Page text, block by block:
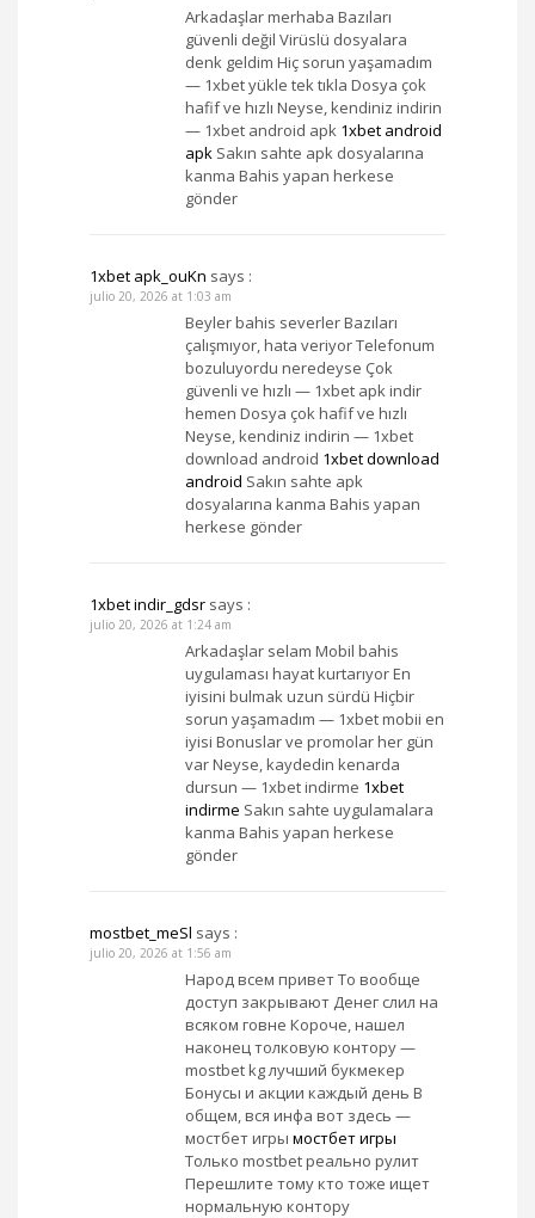
Arkadaşlar merhaba Bazıları
güvenli değil Virüslü dosyalara
denk geldim Hiç sorun yaşamadım
— 1xbet yükle tek tıkla Dosya çok
hafif ve hızlı Neyse, kendiniz indirin
— 1xbet android apk 1xbet android
apk Sakın sahte apk dosyalarına
kanma Bahis yapan herkese
gönder
1xbet apk_ouKn says :
julio 20, 2026 at 1:03 am
Beyler bahis severler Bazıları
çalışmıyor, hata veriyor Telefonum
bozuluyordu neredeyse Çok
güvenli ve hızlı — 1xbet apk indir
hemen Dosya çok hafif ve hızlı
Neyse, kendiniz indirin — 1xbet
download android 1xbet download
android Sakın sahte apk
dosyalarına kanma Bahis yapan
herkese gönder
1xbet indir_gdsr says :
julio 20, 2026 at 1:24 am
Arkadaşlar selam Mobil bahis
uygulaması hayat kurtarıyor En
iyisini bulmak uzun sürdü Hiçbir
sorun yaşamadım — 1xbet mobii en
iyisi Bonuslar ve promolar her gün
var Neyse, kaydedin kenarda
dursun — 1xbet indirme 1xbet
indirme Sakın sahte uygulamalara
kanma Bahis yapan herkese
gönder
mostbet_meSl says :
julio 20, 2026 at 1:56 am
Народ всем привет То вообще
доступ закрывают Денег слил на
всяком говне Короче, нашел
наконец толковую контору —
mostbet kg лучший букмекер
Бонусы и акции каждый день В
общем, вся инфа вот здесь —
мостбет игры мостбет игры
Только mostbet реально рулит
Перешлите тому кто тоже ищет
нормальную контору